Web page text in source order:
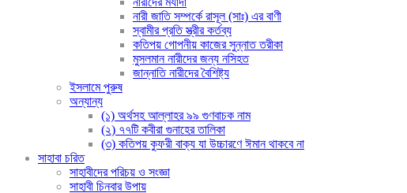
নারী জাতি সম্পর্কে রাসূল (সাঃ) এর বাণী
স্বামীর প্রতি স্ত্রীর কর্তব্য
কতিপয় গোপনীয় কাজের সুন্নাত তরীকা
মুসলমান নারীদের জন্য নসিহত
জান্নাতি নারীদের বৈশিষ্ট্য
ইসলামে পুরুষ
অন্যান্য
(১) অর্থসহ আল্লাহর ৯৯ গুণবাচক নাম
(২) ৭৭টি কবীরা গুনাহের তালিকা
(৩) কতিপয় কুফরী বাক্য যা উচ্চারণে ঈমান থাকবে না
সাহাবা চরিত
সাহাবীদের পরিচয় ও সংজ্ঞা
সাহাবী চিনবার উপায়